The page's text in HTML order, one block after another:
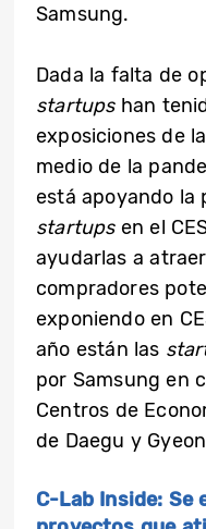
Samsung.
Dada la falta de
startupshan
exposiciones de
medio de la
está apoyando la
startupsen el
ayudarlas a
compradores
exponiendo en
año están las
por Samsung en
Centros de
de Daegu y
C-Lab Inside: